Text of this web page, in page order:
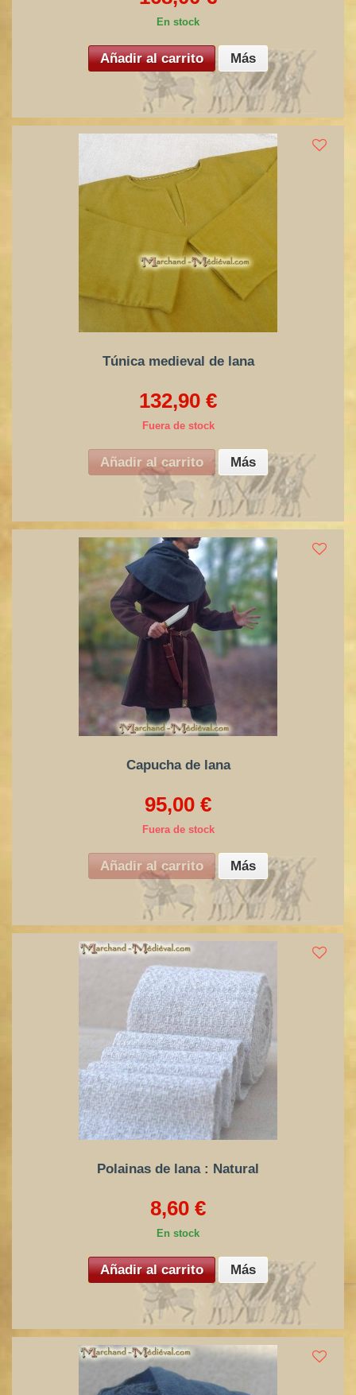
En stock
Añadir al carrito Más
Túnica medieval de lana
132,90 €
Fuera de stock
Añadir al carrito Más
Capucha de lana
95,00 €
Fuera de stock
Añadir al carrito Más
Polainas de lana : Natural
8,60 €
En stock
Añadir al carrito Más